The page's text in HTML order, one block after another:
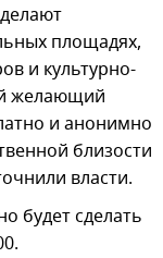
площадях,
и культурно-
желающий
и анонимно
близости
власти.
будет сделать